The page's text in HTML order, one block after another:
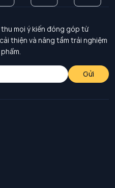
mọi ý kiến đóng góp từ
thiện và nâng tầm trải nghiệm
Gửi